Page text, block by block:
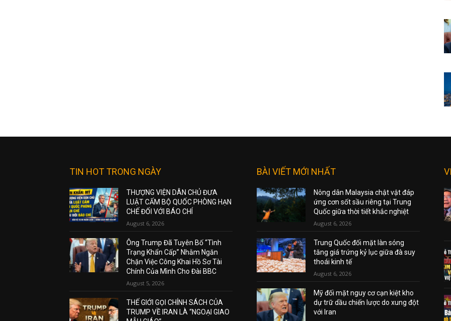
TIN HOT TRONG NGÀY
THƯỢNG VIỆN DÂN CHỦ ĐƯA
LUẬT CẤM BỘ QUỐC PHÒNG HẠN
CHẾ ĐỐI VỚI BÁO CHÍ
August 6, 2026
Ông Trump Đã Tuyên Bố “Tình
Trạng Khẩn Cấp” Nhằm Ngăn
Chặn Việc Công Khai Hồ Sơ Tài
Chính Của Mình Cho Đài BBC
August 5, 2026
THẾ GIỚI GỌI CHÍNH SÁCH CỦA
TRUMP VỀ IRAN LÀ “NGOẠI GIAO
BÀI VIẾT MỚI NHẤT
Nông dân Malaysia chật vật đáp
ứng cơn sốt sầu riêng tại Trung
Quốc giữa thời tiết khắc nghiệt
August 6, 2026
Trung Quốc đối mặt làn sóng
tăng giá trứng kỷ lục giữa đà suy
thoái kinh tế
August 6, 2026
Mỹ đối mặt nguy cơ cạn kiệt kho
dự trữ dầu chiến lược do xung đột
với Iran